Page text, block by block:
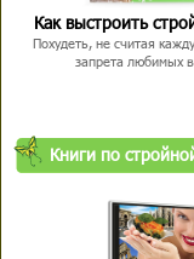
Как выстроить
Похудеть, не считая
запрета любимых
Книги по